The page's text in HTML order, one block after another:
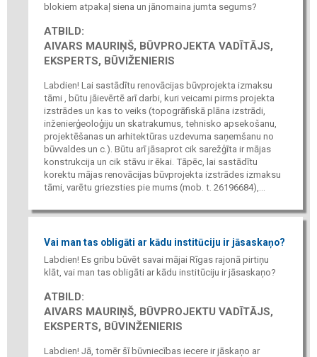
blokiem atpakaļ siena un jānomaina jumta segums?
ATBILD:
AIVARS MAURIŅŠ, BŪVPROJEKTA VADĪTĀJS,
EKSPERTS, BŪVIŽENIERIS
Labdien! Lai sastādītu renovācijas būvprojekta izmaksu
tāmi , būtu jāievērtē arī darbi, kuri veicami pirms projekta
izstrādes un kas to veiks (topogrāfiskā plāna izstrādi,
inženierģeoloģiju un skatrakumus, tehnisko apsekošanu,
projektēšanas un arhitektūras uzdevuma saņemšanu no
būvvaldes un c.). Būtu arī jāsaprot cik sarežģīta ir mājas
konstrukcija un cik stāvu ir ēkai. Tāpēc, lai sastādītu
korektu mājas renovācijas būvprojekta izstrādes izmaksu
tāmi, varētu griezsties pie mums (mob. t. 26196684),...
Vai man tas obligāti ar kādu institūciju ir jāsaskaņo?
Labdien! Es gribu būvēt savai mājai Rīgas rajonā pirtiņu
klāt, vai man tas obligāti ar kādu institūciju ir jāsaskaņo?
ATBILD:
AIVARS MAURIŅŠ, BŪVPROJEKTU VADĪTĀJS,
EKSPERTS, BŪVINŽENIERIS
Labdien! Jā, tomēr šī būvniecības iecere ir jāskaņo ar